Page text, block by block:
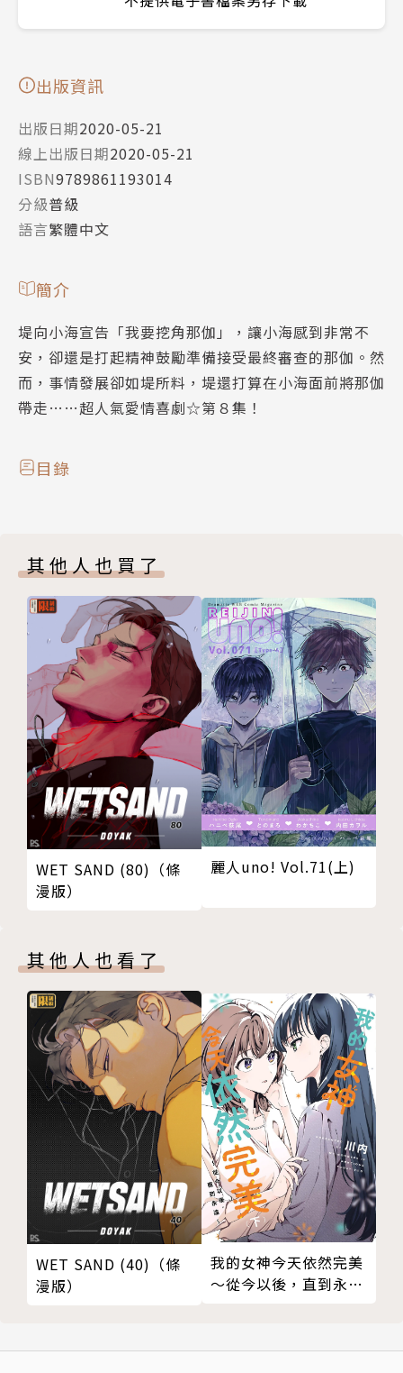
出版資訊
出版日期2020-05-21
線上出版日期2020-05-21
ISBN9789861193014
分級普級
語言繁體中文
簡介
堤向小海宣告「我要挖角那伽」，讓小海感到非常不
安，卻還是打起精神鼓勵準備接受最終審查的那伽。然
而，事情發展卻如堤所料，堤還打算在小海面前將那伽
帶走……超人氣愛情喜劇☆第８集！
目錄
其他人也買了
WET SAND (80)（條
漫版）
麗人uno! Vol.71(上)
其他人也看了
WET SAND (40)（條
漫版）
我的女神今天依然完美
～從今以後，直到永遠